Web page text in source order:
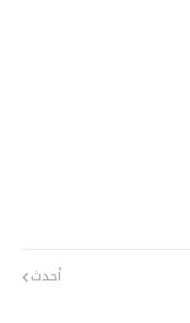
أحدث